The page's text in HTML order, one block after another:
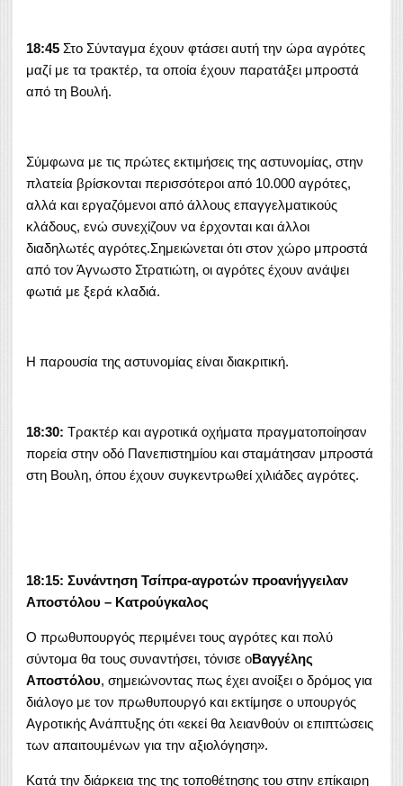
18:45 Στο Σύνταγμα έχουν φτάσει αυτή την ώρα αγρότες
μαζί με τα τρακτέρ, τα οποία έχουν παρατάξει μπροστά
από τη Βουλή.
Σύμφωνα με τις πρώτες εκτιμήσεις της αστυνομίας, στην
πλατεία βρίσκονται περισσότεροι από 10.000 αγρότες,
αλλά και εργαζόμενοι από άλλους επαγγελματικούς
κλάδους, ενώ συνεχίζουν να έρχονται και άλλοι
διαδηλωτές αγρότες.Σημειώνεται ότι στον χώρο μπροστά
από τον Άγνωστο Στρατιώτη, οι αγρότες έχουν ανάψει
φωτιά με ξερά κλαδιά.
Η παρουσία της αστυνομίας είναι διακριτική.
18:30: Τρακτέρ και αγροτικά οχήματα πραγματοποίησαν
πορεία στην οδό Πανεπιστημίου και σταμάτησαν μπροστά
στη Βουλη, όπου έχουν συγκεντρωθεί χιλιάδες αγρότες.
18:15: Συνάντηση Τσίπρα-αγροτών προανήγγειλαν
Αποστόλου – Κατρούγκαλος
Ο πρωθυπουργός περιμένει τους αγρότες και πολύ
σύντομα θα τους συναντήσει, τόνισε οΒαγγέλης
Αποστόλου, σημειώνοντας πως έχει ανοίξει ο δρόμος για
διάλογο με τον πρωθυπουργό και εκτίμησε ο υπουργός
Αγροτικής Ανάπτυξης ότι «εκεί θα λειανθούν οι επιπτώσεις
των απαιτουμένων για την αξιολόγηση».
Κατά την διάρκεια της της τοποθέτησης του στην επίκαιρη